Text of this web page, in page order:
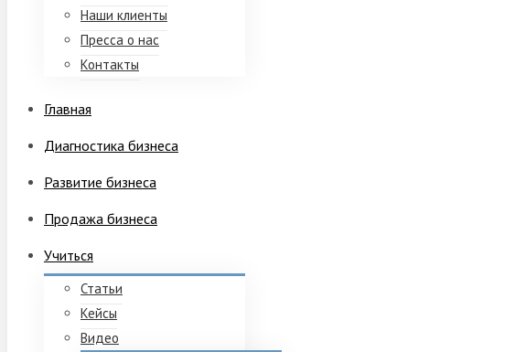
Наши клиенты
Пресса о нас
Контакты
Главная
Диагностика бизнеса
Развитие бизнеса
Продажа бизнеса
Учиться
Статьи
Кейсы
Видео